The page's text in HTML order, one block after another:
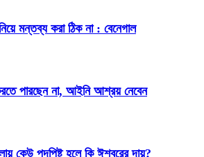
মন্তব্য করা ঠিক না : বেনেগাল
পারছেন না, আইনি আশ্রয় নেবেন
কেউ পদপিষ্ট হলে কি ঈশ্বরের দায়?